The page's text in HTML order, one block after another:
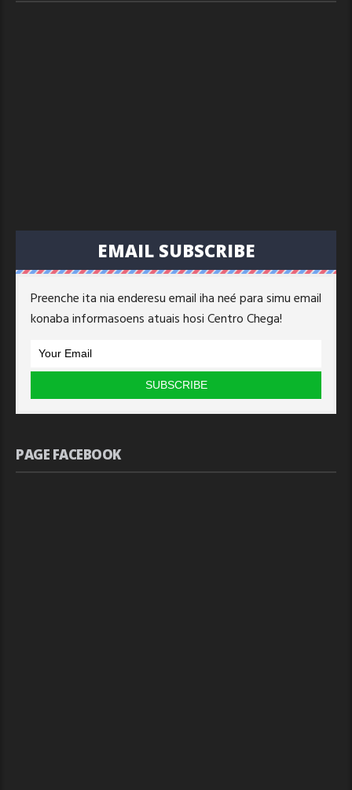
EMAIL SUBSCRIBE
Preenche ita nia enderesu email iha neé para simu email
konaba informasoens atuais hosi Centro Chega!
PAGE FACEBOOK